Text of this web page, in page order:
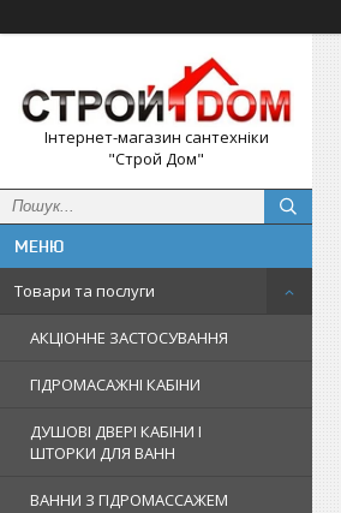
Інтернет-магазин сантехніки
"Строй Дом"
Товари та послуги
АКЦІОННЕ ЗАСТОСУВАННЯ
ГІДРОМАСАЖНІ КАБІНИ
ДУШОВІ ДВЕРІ КАБІНИ І
ШТОРКИ ДЛЯ ВАНН
ВАННИ З ГІДРОМАССАЖЕМ